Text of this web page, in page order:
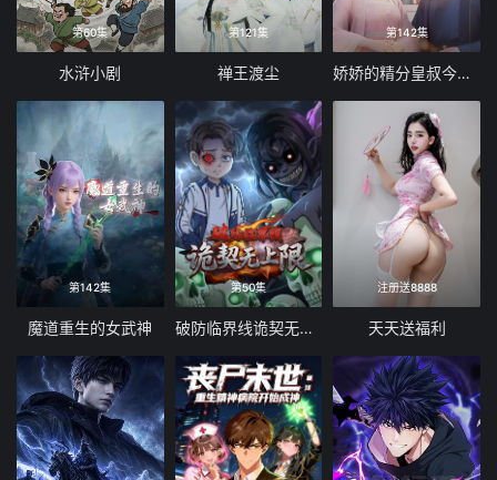
第60集
水浒小剧
第121集
禅王渡尘
第142集
娇娇的精分皇叔今天又吃醋了
第142集
魔道重生的女武神
第50集
破防临界线诡契无上限
注册送8888
天天送福利